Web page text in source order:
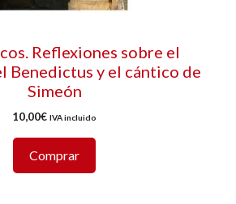
Reflexiones sobre el
Benedictus y el cántico de
Simeón
10,00€ IVA incluido
Comprar